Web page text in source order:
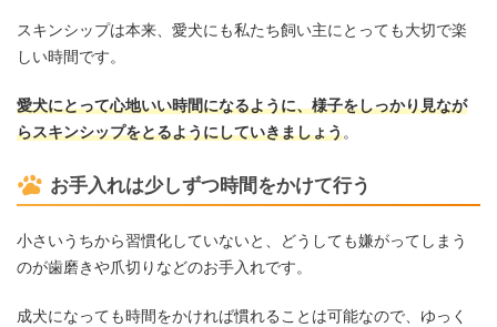
スキンシップは本来、愛犬にも私たち飼い主にとっても大切で楽
しい時間です。
愛犬にとって心地いい時間になるように、様子をしっかり見なが
らスキンシップをとるようにしていきましょう。
お手入れは少しずつ時間をかけて行う
小さいうちから習慣化していないと、どうしても嫌がってしまう
のが歯磨きや爪切りなどのお手入れです。
成犬になっても時間をかければ慣れることは可能なので、ゆっく